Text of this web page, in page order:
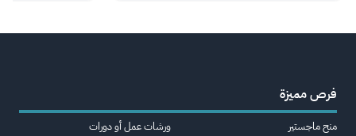
فرص مميزة
منح ماجستير
ورشات عمل أو دورات